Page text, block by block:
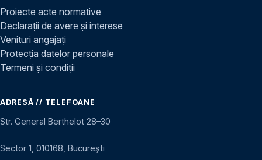
Proiecte acte normative
Declarații de avere și interese
Venituri angajați
Protecția datelor personale
Termeni și condiții
ADRESĂ // TELEFOANE
Str. General Berthelot 28–30
Sector 1, 010168, București